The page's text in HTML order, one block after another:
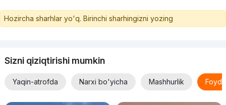
Hozircha sharhlar yo'q. Birinchi sharhingizni yozing
Sizni qiziqtirishi mumkin
Yaqin-atrofda Narxi bo'yicha Mashhurlik